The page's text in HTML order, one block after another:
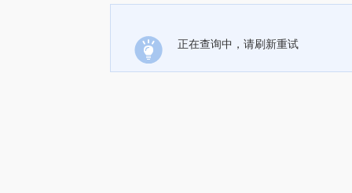
正在查询中，请刷新重试